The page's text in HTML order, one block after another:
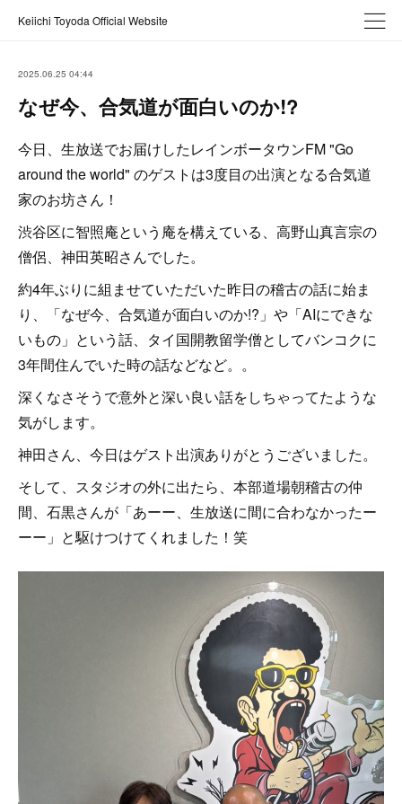
Keiichi Toyoda Official Website
2025.06.25 04:44
なぜ今、合気道が面白いのか!?
今日、生放送でお届けしたレインボータウンFM "Go
around the world" のゲストは3度目の出演となる合気道
家のお坊さん！
渋谷区に智照庵という庵を構えている、高野山真言宗の
僧侶、神田英昭さんでした。
約4年ぶりに組ませていただいた昨日の稽古の話に始ま
り、「なぜ今、合気道が面白いのか!?」や「AIにできな
いもの」という話、タイ国開教留学僧としてバンコクに
3年間住んでいた時の話などなど。。
深くなさそうで意外と深い良い話をしちゃってたような
気がします。
神田さん、今日はゲスト出演ありがとうございました。
そして、スタジオの外に出たら、本部道場朝稽古の仲
間、石黒さんが「あーー、生放送に間に合わなかったー
ーー」と駆けつけてくれました！笑